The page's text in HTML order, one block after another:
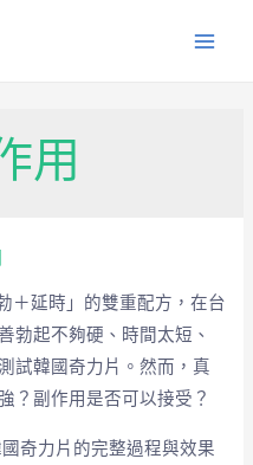
用
＋延時」的雙重配方，在台
勃起不夠硬、時間太短、
試韓國奇力片。然而，真
？副作用是否可以接受？
奇力片的完整過程與效果